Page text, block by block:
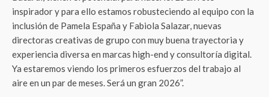
inspirador y para ello estamos robusteciendo al equipo con la
inclusión de Pamela España y Fabiola Salazar, nuevas
directoras creativas de grupo con muy buena trayectoria y
experiencia diversa en marcas high-end y consultoría digital.
Ya estaremos viendo los primeros esfuerzos del trabajo al
aire en un par de meses. Será un gran 2026”.